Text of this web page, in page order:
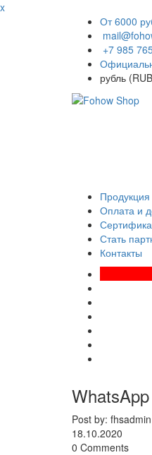
x
От 6000
+7 985
рубль
Продукция
Оплата и
Стать
Контакты
Post by: fhsadmin
18.10.2020
0 Comments